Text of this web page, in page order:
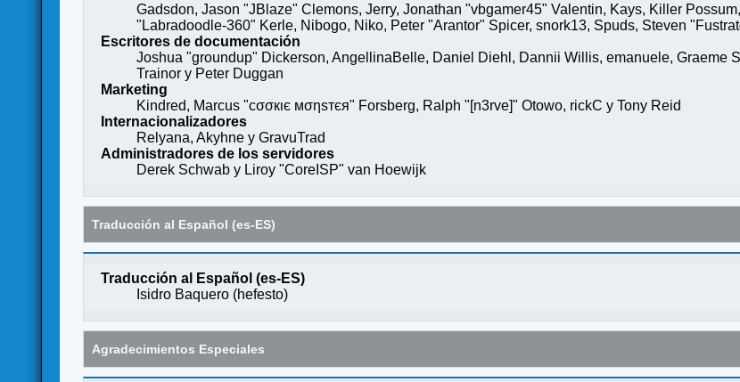
Gadsdon, Jason "JBlaze" Clemons, Jerry, Jonathan "vbgamer45" Valentin, Kays, Killer
"Labradoodle-360" Kerle, Nibogo, Niko, Peter "Arantor" Spicer, snork13, Spuds, Steven
Escritores de documentación
Joshua "groundup" Dickerson, AngellinaBelle, Daniel Diehl, Dannii Willis, emanuele, Graeme
Trainor y Peter Duggan
Marketing
Kindred, Marcus "cσσкιє мσηѕтєя" Forsberg, Ralph "[n3rve]" Otowo, rickC y Tony Reid
Internacionalizadores
Relyana, Akyhne y GravuTrad
Administradores de los servidores
Derek Schwab y Liroy "CoreISP" van Hoewijk
Traducción al Español (es-ES)
Traducción al Español (es-ES)
Isidro Baquero (hefesto)
Agradecimientos Especiales